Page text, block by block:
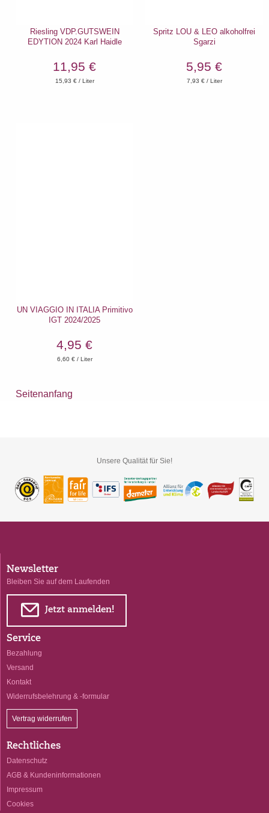
Riesling VDP.GUTSWEIN
EDYTION 2024 Karl Haidle
11,95 €
15,93 € / Liter
Spritz LOU & LEO alkoholfrei
Sgarzi
5,95 €
7,93 € / Liter
UN VIAGGIO IN ITALIA Primitivo
IGT 2024/2025
4,95 €
6,60€ / Liter
Seitenanfang
Unsere Qualität für Sie!
Newsletter
Bleiben Sie auf dem Laufenden
E Jetzt anmelden!
Service
Bezahlung
Versand
Kontakt
Widerrufsbelehrung & -formular
Vertrag widerrufen
Rechtliches
Datenschutz
AGB & Kundeninformationen
Impressum
Cookies